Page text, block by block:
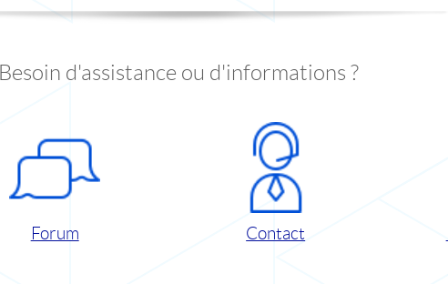
Besoin d'assistance ou d'informations ?
Forum Contact